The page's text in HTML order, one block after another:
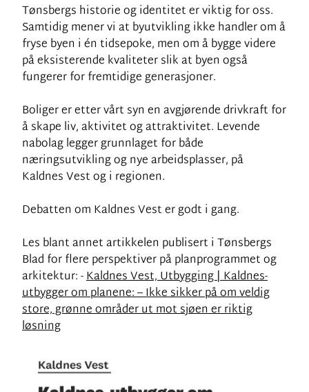
Tønsbergs historie og identitet er viktig for oss.
Samtidig mener vi at byutvikling ikke handler om å
fryse byen i én tidsepoke, men om å bygge videre
på eksisterende kvaliteter slik at byen også
fungerer for fremtidige generasjoner.
Boliger er etter vårt syn en avgjørende drivkraft for
å skape liv, aktivitet og attraktivitet. Levende
nabolag legger grunnlaget for både
næringsutvikling og nye arbeidsplasser, på
Kaldnes Vest og i regionen.
Debatten om Kaldnes Vest er godt i gang.
Les blant annet artikkelen publisert i Tønsbergs
Blad for flere perspektiver på planprogrammet og
arkitektur: -Kaldnes Vest, Utbygging | Kaldnes-
utbygger om planene: – Ikke sikker på om veldig
store, grønne områder ut mot sjøen er riktig
løsning